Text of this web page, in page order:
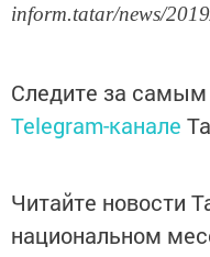
inform.tatar/news/
Следите за
Telegram-канале
Читайте новости
национальном